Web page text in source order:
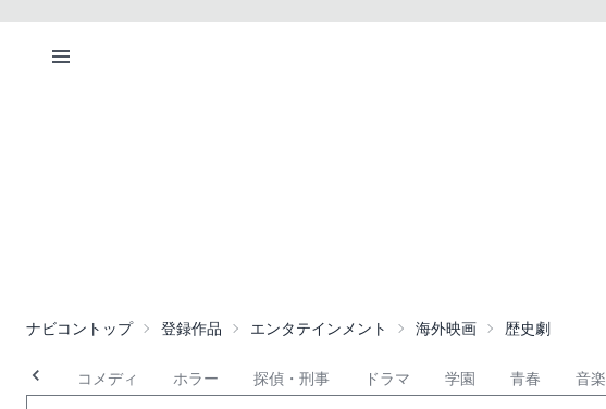
ナビコントップ 登録作品 エンタテインメント 海外映画 歴史劇
恋愛 コメディ ホラー 探偵・刑事 ドラマ 学園 青春 音楽